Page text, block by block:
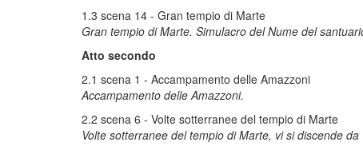
1.3 scena 14 - Gran tempio di Marte
Gran tempio di Marte. Simulacro del Nume del
Atto secondo
2.1 scena 1 - Accampamento delle Amazzoni
Accampamento delle Amazzoni.
2.2 scena 6 - Volte sotterranee del tempio di Marte
Volte sotterranee del tempio di Marte, vi si discende da